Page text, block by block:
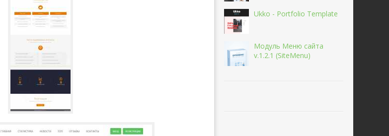
Ukko - Portfolio Template
Модуль Меню сайта
v.1.2.1 (SiteMenu)